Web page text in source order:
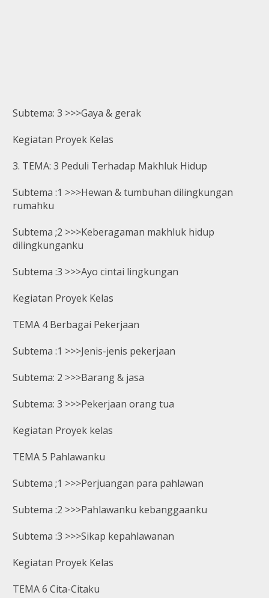
Subtema: 3 >>>Gaya & gerak
Kegiatan Proyek Kelas
3. TEMA: 3 Peduli Terhadap Makhluk Hidup
Subtema :1 >>>Hewan & tumbuhan dilingkungan
rumahku
Subtema ;2 >>>Keberagaman makhluk hidup
dilingkunganku
Subtema :3 >>>Ayo cintai lingkungan
Kegiatan Proyek Kelas
TEMA 4 Berbagai Pekerjaan
Subtema :1 >>>Jenis-jenis pekerjaan
Subtema: 2 >>>Barang & jasa
Subtema: 3 >>>Pekerjaan orang tua
Kegiatan Proyek kelas
TEMA 5 Pahlawanku
Subtema ;1 >>>Perjuangan para pahlawan
Subtema :2 >>>Pahlawanku kebanggaanku
Subtema :3 >>>Sikap kepahlawanan
Kegiatan Proyek Kelas
TEMA 6 Cita-Citaku